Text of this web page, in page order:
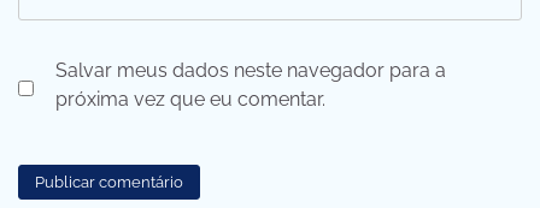
Salvar meus dados neste navegador para a
próxima vez que eu comentar.